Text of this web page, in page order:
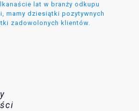
lat w branży odkupu
mamy dziesiątki pozytywnych
zadowolonych klientów.